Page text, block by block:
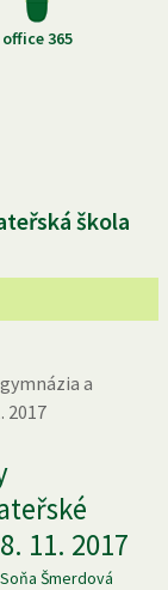
office 365
škola
a
2017
11. 2017
Šmerdová